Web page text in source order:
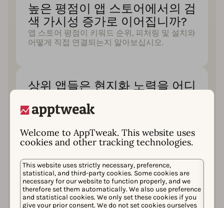
Welcome to AppTweak. This website uses
cookies and other tracking technologies.
This website uses strictly necessary, preference,
statistical, and third-party cookies. Some cookies are
necessary for our website to function properly, and we
therefore set them automatically. We also use preference
and statistical cookies. We only set these cookies if you
give your prior consent. We do not set cookies ourselves
높은 평점이 앱 스토어에서의 검
색 가시성 증가로 이어집니까?
앱 스토어 평점이 키워드 순위, 피처링 및 설치와
어떻게 직접 연결되는지 알아보십시오.
상위 앱들은 현지화 노력을 어디
상위 앱들이 가장 자주 업데이트하는 메타데이
터 필드가 무엇인지 확인하고, 그들이 놓치고 있
는 놀라운 기회들을 포착하십시오.
Apple Ads에서 맞춤형 제품 페
이지의 실제 영향은 무엇입니
까?